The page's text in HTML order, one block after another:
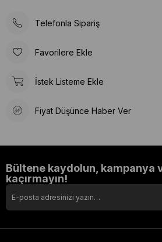
Telefonla Sipariş
Favorilere Ekle
İstek Listeme Ekle
Fiyat Düşünce Haber Ver
Bültene kaydolun, kampanya
kaçırmayın!